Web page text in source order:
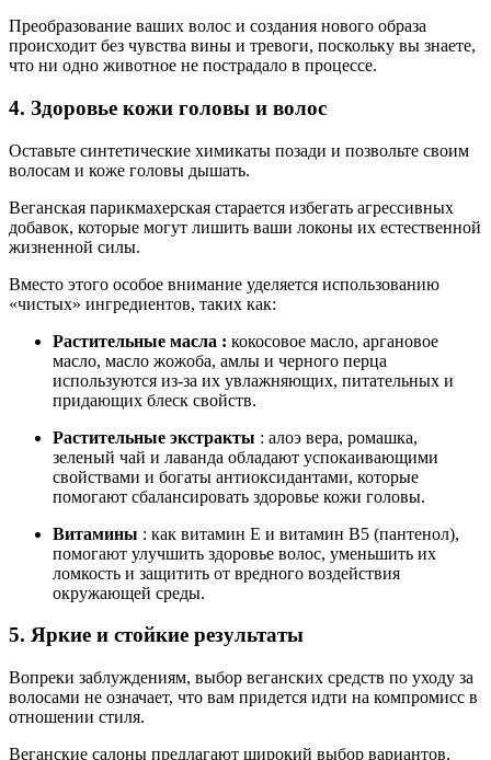
Преобразование ваших волос и создания нового образа
происходит без чувства вины и тревоги, поскольку вы знаете,
что ни одно животное не пострадало в процессе.
4. Здоровье кожи головы и волос
Оставьте синтетические химикаты позади и позвольте своим
волосам и коже головы дышать.
Веганская парикмахерская старается избегать агрессивных
добавок, которые могут лишить ваши локоны их естественной
жизненной силы.
Вместо этого особое внимание уделяется использованию
«чистых» ингредиентов, таких как:
Растительные масла : кокосовое масло, аргановое
масло, масло жожоба, амлы и черного перца
используются из-за их увлажняющих, питательных и
придающих блеск свойств.
Растительные экстракты : алоэ вера, ромашка,
зеленый чай и лаванда обладают успокаивающими
свойствами и богаты антиоксидантами, которые
помогают сбалансировать здоровье кожи головы.
Витамины : как витамин Е и витамин B5 (пантенол),
помогают улучшить здоровье волос, уменьшить их
ломкость и защитить от вредного воздействия
окружающей среды.
5. Яркие и стойкие результаты
Вопреки заблуждениям, выбор веганских средств по уходу за
волосами не означает, что вам придется идти на компромисс в
отношении стиля.
Веганские салоны предлагают широкий выбор вариантов,